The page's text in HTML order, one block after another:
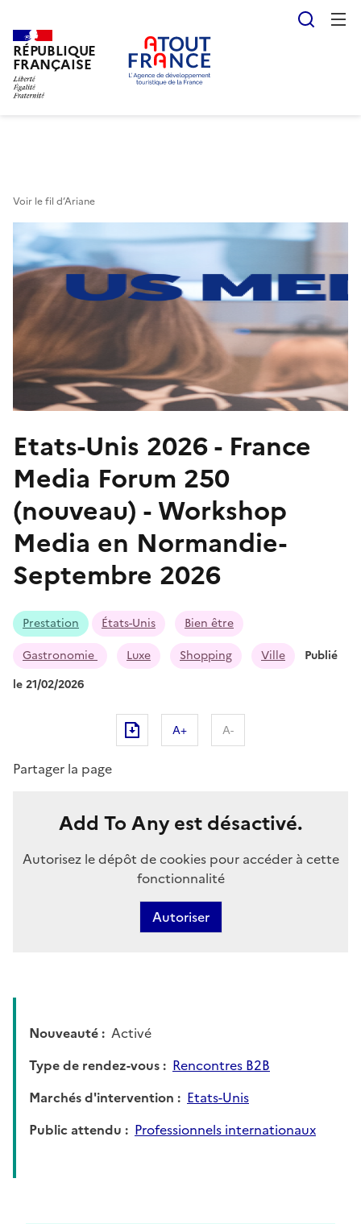
Aller
au
contenu
RÉPUBLIQUE
FRANÇAISE
Voir le fil d’Ariane
Etats-Unis 2026 - France
Media Forum 250
(nouveau) - Workshop
Media en Normandie-
Septembre 2026
Prestation États-Unis
Bien être
Gastronomie
Luxe Shopping Ville
Publié
le 21/02/2026
A+ A-
Partager la page
Add To Any est désactivé.
Autorisez le dépôt de cookies pour accéder à cette
fonctionnalité
Autoriser
Nouveauté
Activé
Type de rendez-vous
Rencontres B2B
Marchés d'intervention
Etats-Unis
Public attendu
Professionnels internationaux